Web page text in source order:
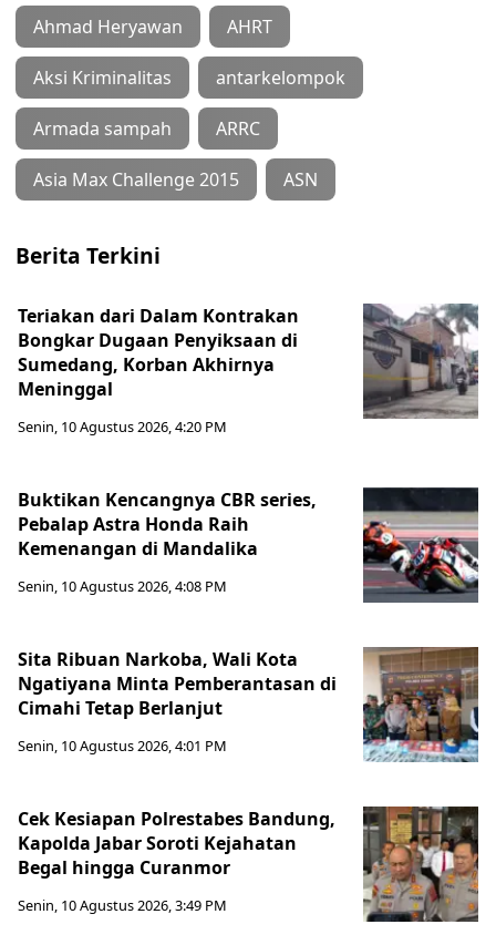
Ahmad Heryawan AHRT
Aksi Kriminalitas antarkelompok
Armada sampah ARRC
Asia Max Challenge 2015 ASN
Berita Terkini
Teriakan dari Dalam Kontrakan
Bongkar Dugaan Penyiksaan di
Sumedang, Korban Akhirnya
Meninggal
Senin, 10 Agustus 2026, 4:20 PM
Buktikan Kencangnya CBR series,
Pebalap Astra Honda Raih
Kemenangan di Mandalika
Senin, 10 Agustus 2026, 4:08 PM
Sita Ribuan Narkoba, Wali Kota
Ngatiyana Minta Pemberantasan di
Cimahi Tetap Berlanjut
Senin, 10 Agustus 2026, 4:01 PM
Cek Kesiapan Polrestabes Bandung,
Kapolda Jabar Soroti Kejahatan
Begal hingga Curanmor
Senin, 10 Agustus 2026, 3:49 PM